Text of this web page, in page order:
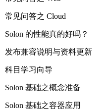
常见问答之 Cloud
Solon 的性能真的好吗？
发布兼容说明与资料更新
科目学习向导
Solon 基础之概念准备
Solon 基础之容器应用